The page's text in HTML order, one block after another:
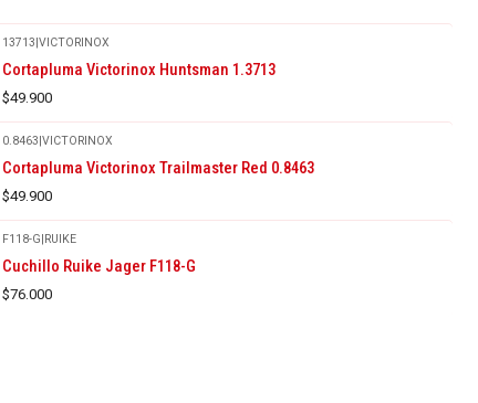
13713|VICTORINOX
Cortapluma Victorinox Huntsman 1.3713
$49.900
0.8463|VICTORINOX
Cortapluma Victorinox Trailmaster Red 0.8463
$49.900
F118-G|RUIKE
Cuchillo Ruike Jager F118-G
$76.000